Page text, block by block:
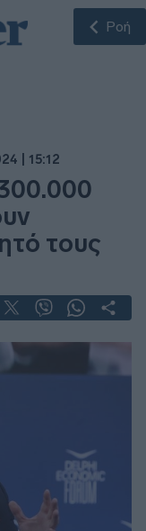
Ροή
| 15:12
τους